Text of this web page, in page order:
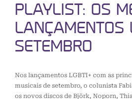
PLAYLIST: OS
LANÇAMENTOS
SETEMBRO
Nos lançamentos LGBTI+ com as
musicais de setembro, o colunista
os novos discos de Björk, Noporn,